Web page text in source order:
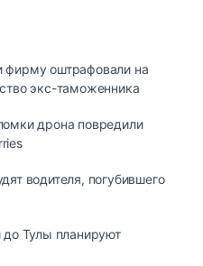
фирму оштрафовали на
экс-таможенника
дрона повредили
водителя, погубившего
до Тулы планируют